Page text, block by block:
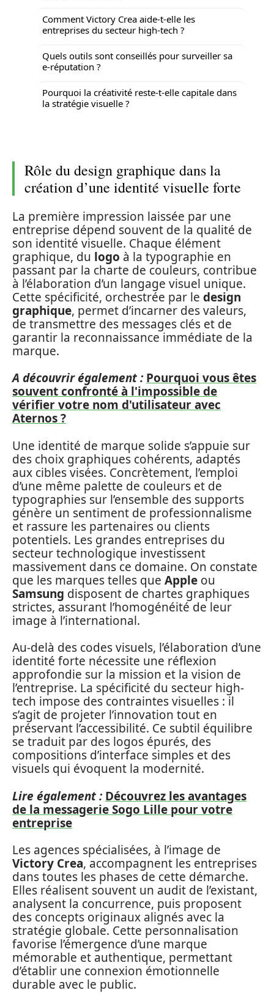
Comment Victory Crea aide-t-elle les
entreprises du secteur high-tech ?
Quels outils sont conseillés pour surveiller sa
e-réputation ?
Pourquoi la créativité reste-t-elle capitale dans
la stratégie visuelle ?
Rôle du design graphique dans la
création d’une identité visuelle forte
La première impression laissée par une
entreprise dépend souvent de la qualité de
son identité visuelle. Chaque élément
graphique, du logo à la typographie en
passant par la charte de couleurs, contribue
à l’élaboration d’un langage visuel unique.
Cette spécificité, orchestrée par le design
graphique, permet d’incarner des valeurs,
de transmettre des messages clés et de
garantir la reconnaissance immédiate de la
marque.
A découvrir également : Pourquoi vous êtes
souvent confronté à l'impossible de
vérifier votre nom d'utilisateur avec
Aternos ?
Une identité de marque solide s’appuie sur
des choix graphiques cohérents, adaptés
aux cibles visées. Concrètement, l’emploi
d’une même palette de couleurs et de
typographies sur l’ensemble des supports
génère un sentiment de professionnalisme
et rassure les partenaires ou clients
potentiels. Les grandes entreprises du
secteur technologique investissent
massivement dans ce domaine. On constate
que les marques telles que Apple ou
Samsung disposent de chartes graphiques
strictes, assurant l’homogénéité de leur
image à l’international.
Au-delà des codes visuels, l’élaboration d’une
identité forte nécessite une réflexion
approfondie sur la mission et la vision de
l’entreprise. La spécificité du secteur high-
tech impose des contraintes visuelles : il
s’agit de projeter l’innovation tout en
préservant l’accessibilité. Ce subtil équilibre
se traduit par des logos épurés, des
compositions d’interface simples et des
visuels qui évoquent la modernité.
Lire également : Découvrez les avantages
de la messagerie Sogo Lille pour votre
entreprise
Les agences spécialisées, à l’image de
Victory Crea, accompagnent les entreprises
dans toutes les phases de cette démarche.
Elles réalisent souvent un audit de l’existant,
analysent la concurrence, puis proposent
des concepts originaux alignés avec la
stratégie globale. Cette personnalisation
favorise l’émergence d’une marque
mémorable et authentique, permettant
d’établir une connexion émotionnelle
durable avec le public.